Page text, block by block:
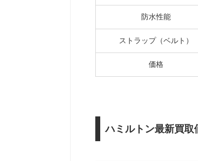
防水性能
ストラップ（ベルト）
価格
ハミルトン最新買取